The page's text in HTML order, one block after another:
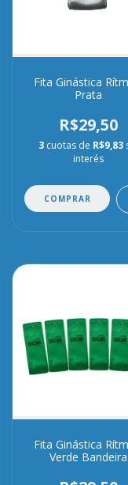
Fita Ginástica
Prata
R$29,50
3 cuotas de R$9,83
interés
COMPRAR
Fita Ginástica
Verde Bandeira